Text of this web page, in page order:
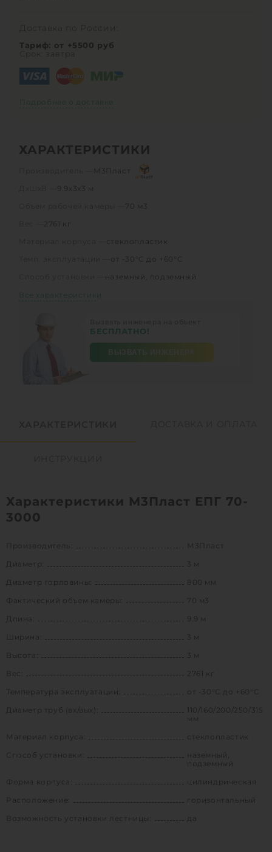
Доставка по России:
Тариф: от +5500 руб
Срок: завтра
Подробнее о доставке
ХАРАКТЕРИСТИКИ
М3Пласт
9.9х3х3 м
70 м3
2761 кг
стеклопластик
от -30°C до +60°C
наземный, подземный
Все характеристики
БЕСПЛАТНО!
Характеристики М3Пласт ЕПГ 70-
3000
Производитель:
М3Пласт
Диаметр:
3 м
Диаметр горловины:
800 мм
Фактический объем камеры:
70 м3
Длина:
9.9 м
Ширина:
3 м
Высота:
3 м
2761 кг
Температура эксплуатации:
от -30°C до +60°C
Диаметр труб (вх/вых):
110/160/200/250/315
мм
Материал корпуса:
стеклопластик
Способ установки:
наземный,
подземный
Форма корпуса:
цилиндрическая
Расположение:
горизонтальный
Возможность установки лестницы:
да